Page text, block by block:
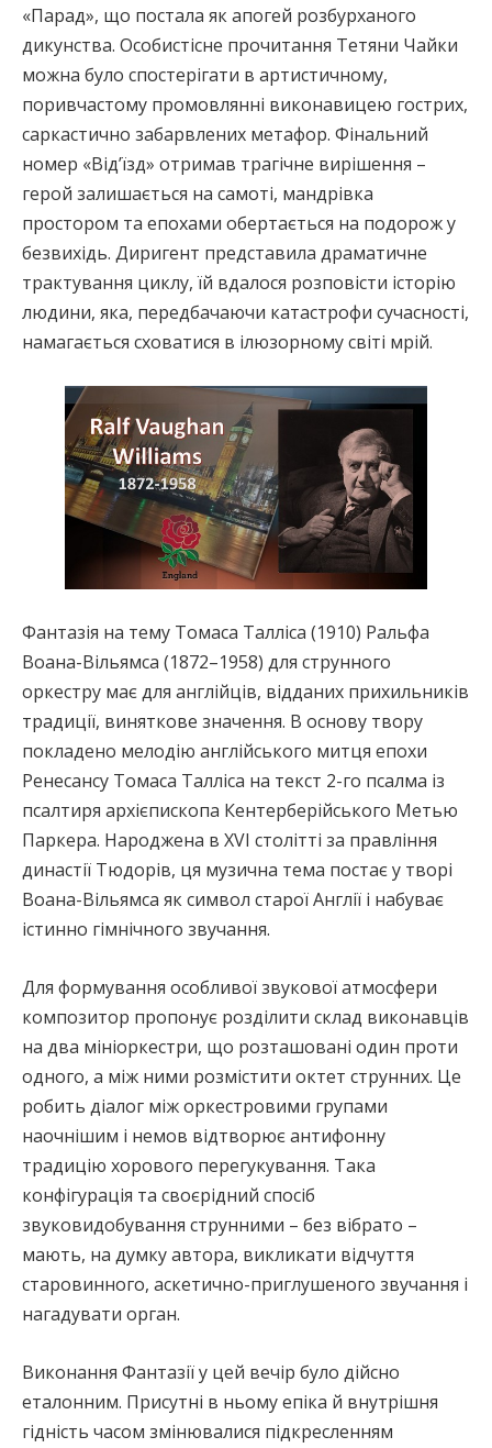
«Парад», що постала як апогей розбурханого
дикунства. Особистісне прочитання Тетяни Чайки
можна було спостерігати в артистичному,
поривчастому промовлянні виконавицею гострих,
саркастично забарвлених метафор. Фінальний
номер «Від’їзд» отримав трагічне вирішення –
герой залишається на самоті, мандрівка
простором та епохами обертається на подорож у
безвихідь. Диригент представила драматичне
трактування циклу, їй вдалося розповісти історію
людини, яка, передбачаючи катастрофи сучасності,
намагається сховатися в ілюзорному світі мрій.
Фантазія на тему Томаса Талліса (1910) Ральфа
Воана-Вільямса (1872–1958) для струнного
оркестру має для англійців, відданих прихильників
традиції, виняткове значення. В основу твору
покладено мелодію англійського митця епохи
Ренесансу Томаса Талліса на текст 2-го псалма із
псалтиря архієпископа Кентерберійського Метью
Паркера. Народжена в XVI столітті за правління
династії Тюдорів, ця музична тема постає у творі
Воана-Вільямса як символ старої Англії і набуває
істинно гімнічного звучання.
Для формування особливої звукової атмосфери
композитор пропонує розділити склад виконавців
на два мініоркестри, що розташовані один проти
одного, а між ними розмістити октет струнних. Це
робить діалог між оркестровими групами
наочнішим і немов відтворює антифонну
традицію хорового перегукування. Така
конфігурація та своєрідний спосіб
звуковидобування струнними – без вібрато –
мають, на думку автора, викликати відчуття
старовинного, аскетично-приглушеного звучання і
нагадувати орган.
Виконання Фантазії у цей вечір було дійсно
еталонним. Присутні в ньому епіка й внутрішня
гідність часом змінювалися підкресленням